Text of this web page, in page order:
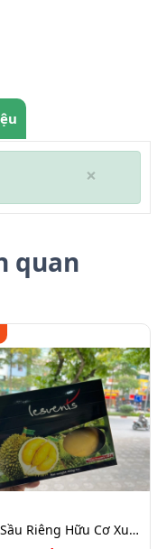
×
quan
Cơm Sầu Riêng Hữu Cơ Xuất Khẩu